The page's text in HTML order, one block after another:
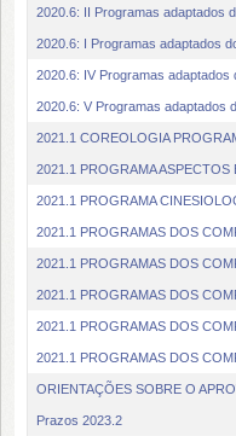
2020.6: II Programas adaptados
2020.6: I Programas adaptados
2020.6: IV Programas
2020.6: V Programas adaptados
2021.1 COREOLOGIA
2021.1 PROGRAMA
2021.1 PROGRAMA
2021.1 PROGRAMAS DOS
2021.1 PROGRAMAS DOS
2021.1 PROGRAMAS DOS
2021.1 PROGRAMAS DOS
2021.1 PROGRAMAS DOS
ORIENTAÇÕES SOBRE O
Prazos 2023.2